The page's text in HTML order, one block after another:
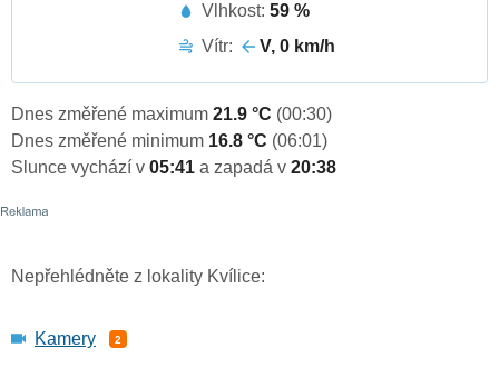
Vlhkost: 59 %
Vítr:
V, 0 km/h
Dnes změřené maximum 21.9 °C (00:30)
Dnes změřené minimum 16.8 °C (06:01)
Slunce vychází v 05:41 a zapadá v 20:38
Nepřehlédněte z lokality Kvílice:
Kamery 2